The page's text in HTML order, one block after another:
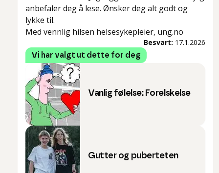
anbefaler deg å lese. Ønsker deg alt godt og
lykke til.
Med vennlig hilsen helsesykepleier, ung.no
Besvart: 17.1.2026
Vi har valgt ut dette for deg
Vanlig følelse: Forelskelse
Gutter og puberteten